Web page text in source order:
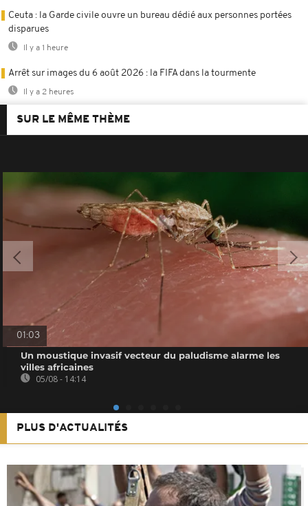
Ceuta : la Garde civile ouvre un bureau dédié aux personnes portées
disparues
Il y a 1 heure
Arrêt sur images du 6 août 2026 : la FIFA dans la tourmente
Il y a 2 heures
SUR LE MÊME THÈME
01:03
Un moustique invasif vecteur du paludisme alarme les
villes africaines
05/08 - 14:14
PLUS D'ACTUALITÉS